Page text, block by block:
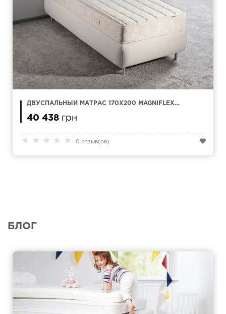
★ ★ ★ ★ ★ 0 отзыв(ов)
ДВУСПАЛЬНЫЙ МАТРАС 170Х200 MAGNIFLEX
40 438 грн
БЛОГ